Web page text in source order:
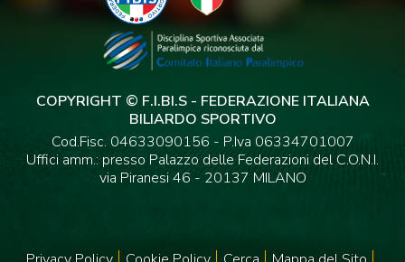
COPYRIGHT © F.I.BI.S - FEDERAZIONE ITALIANA
BILIARDO SPORTIVO
Cod.Fisc. 04633090156 - P.Iva 06334701007
Uffici amm.: presso Palazzo delle Federazioni del C.O.N.I.
via Piranesi 46 - 20137 MILANO